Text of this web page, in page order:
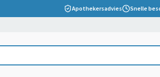
Apothekersadvies Snelle